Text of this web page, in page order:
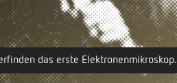
das erste